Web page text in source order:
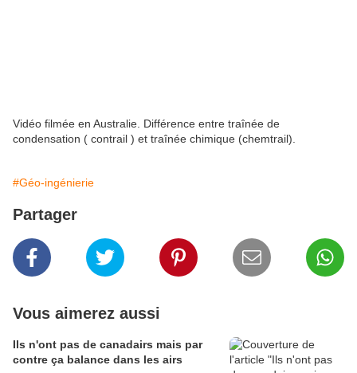
Vidéo filmée en Australie. Différence entre traînée de
condensation ( contrail ) et traînée chimique (chemtrail).
#Géo-ingénierie
Partager
Vous aimerez aussi
Ils n'ont pas de canadairs mais par
contre ça balance dans les airs